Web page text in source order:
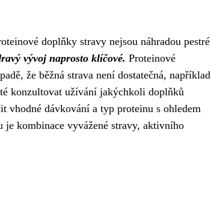
doplňky stravy nejsou náhradou pestré
vývoj naprosto klíčové. Proteinové
že běžná strava není dostatečná, například
konzultovat užívání jakýchkoli doplňků
vhodné dávkování a typ proteinu s ohledem
kombinace vyvážené stravy, aktivního